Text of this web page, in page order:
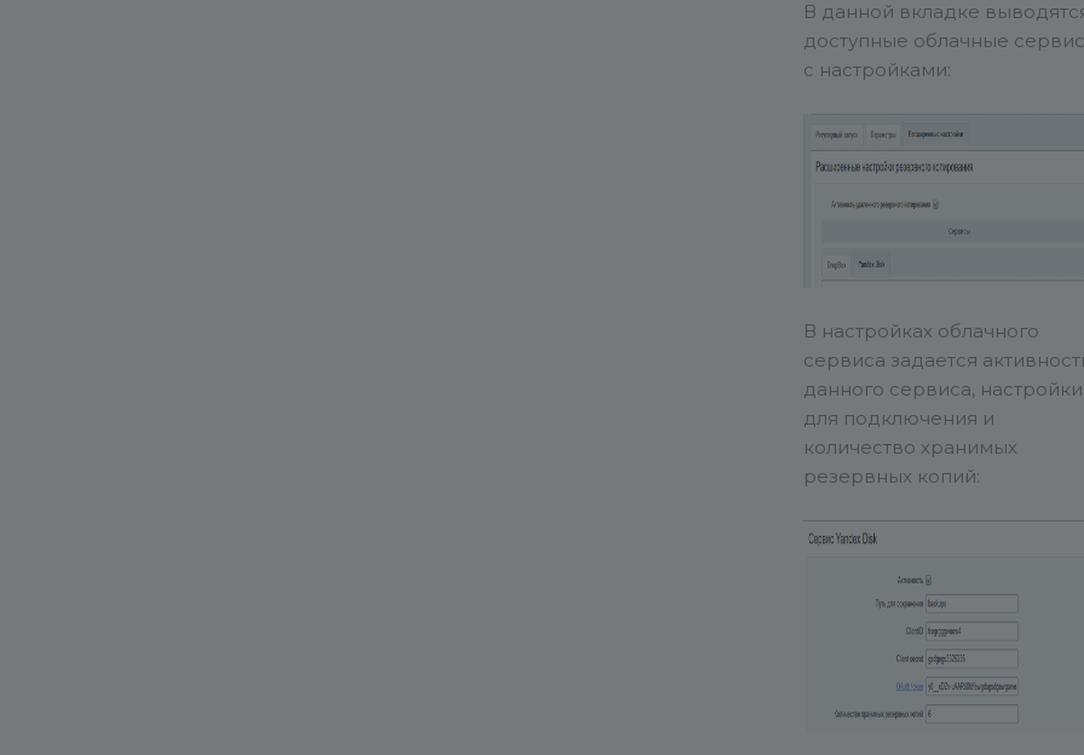
В данной вкладке
доступные облачные
с настройками:
В настройках облачного
сервиса задается
данного сервиса, настройки
для подключения и
количество хранимых
резервных копий: